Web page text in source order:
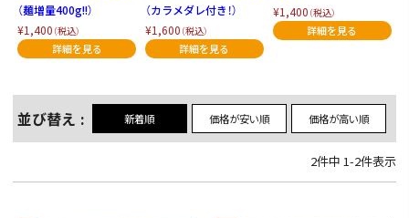
（麺増量400g!!）
¥1,400 （税込）
（カラメダレ付き！）
¥1,600 （税込）
¥1,400 （税込）
並び替え 新着順 価格が安い順 価格が高い順
2件中 1-2件表示